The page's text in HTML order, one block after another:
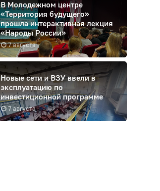
7 августа
В Молодежном центре
«Территория будущего»
прошла интерактивная лекция
«Народы России»
7 августа
Новые сети и ВЗУ ввели в
эксплуатацию по
инвестиционной программе